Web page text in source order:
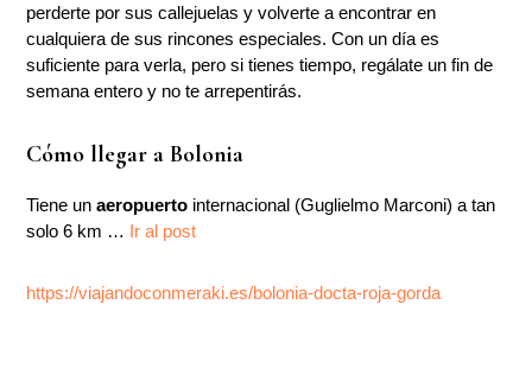
perderte por sus callejuelas y volverte a encontrar en
cualquiera de sus rincones especiales. Con un día es
suficiente para verla, pero si tienes tiempo, regálate un fin de
semana entero y no te arrepentirás.
Cómo llegar a Bolonia
Tiene unaeropuerto internacional (Guglielmo Marconi) a tan
solo 6 km … Ir al post
https://viajandoconmeraki.es/bolonia-docta-roja-gorda